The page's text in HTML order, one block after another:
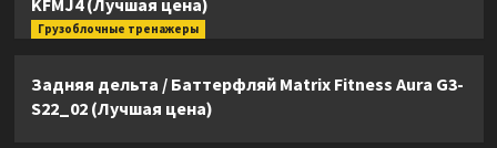
KFMJ4 (Лучшая цена)
Грузоблочные тренажеры
Задняя дельта / Баттерфляй Matrix Fitness Aura G3-
S22_02 (Лучшая цена)